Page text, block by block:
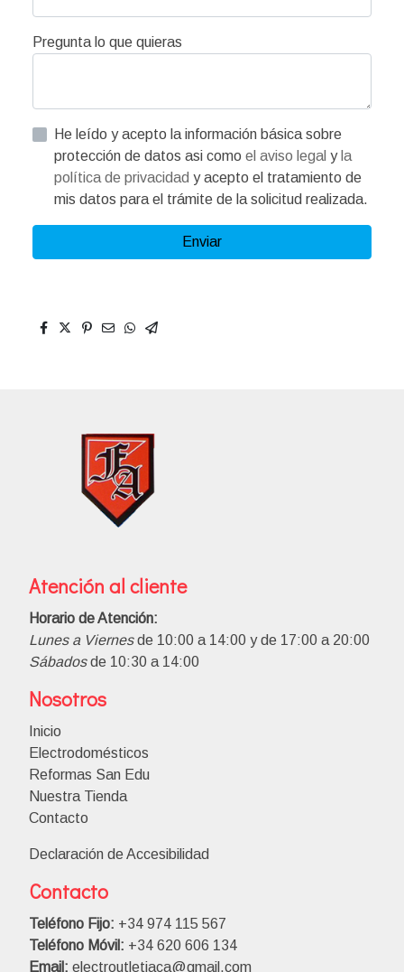
Pregunta lo que quieras
He leído y acepto la información básica sobre
protección de datos asi como el aviso legal y la
política de privacidad y acepto el tratamiento de
mis datos para el trámite de la solicitud realizada.
Enviar
Atención al cliente
Horario de Atención:
Lunes a Viernesde 10:00 a 14:00 y de 17:00 a 20:00
Sábadosde 10:30 a 14:00
Nosotros
Inicio
Electrodomésticos
Reformas San Edu
Nuestra Tienda
Contacto
Declaración de Accesibilidad
Contacto
Teléfono Fijo: +34 974 115 567
Teléfono Móvil: +34 620 606 134
Email: electroutletjaca@gmail.com